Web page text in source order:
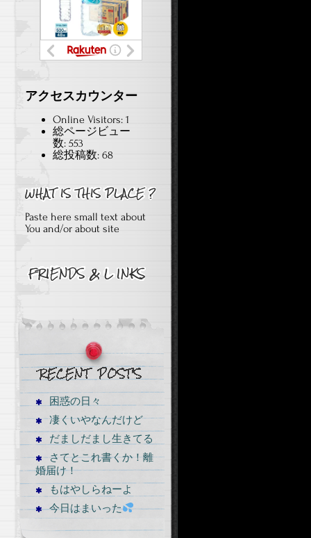
アクセスカウンター
Online Visitors: 1
総ページビュー
数: 553
総投稿数: 68
Paste here small text about
You and/or about site
困惑の日々
凄くいやなんだけど
だましだまし生きてる
さてとこれ書くか！離
婚届け！
もはやしらねーよ
今日はまいった